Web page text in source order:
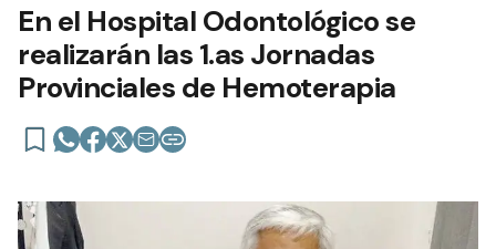
En el Hospital Odontológico se
realizarán las 1.as Jornadas
Provinciales de Hemoterapia